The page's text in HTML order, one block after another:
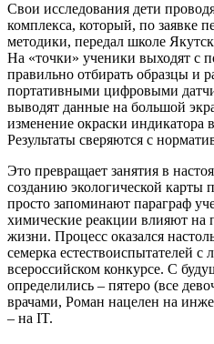
Свои исследования дети
комплекса, который, по заявке
методики, передал школе
На «точки» ученики выходят с
правильно отбирать образцы и
портативными цифровыми
выводят данные на большой
изменение окраски индикатора
Результаты сверяются с
Это превращает занятия в
созданию экологической карты
просто запоминают параграф
химические реакции влияют на
жизни. Процесс оказался
семерка естествоиспытателей с
всероссийском конкурсе. С
определились – пятеро (все
врачами, Роман нацелен на
– на IT.